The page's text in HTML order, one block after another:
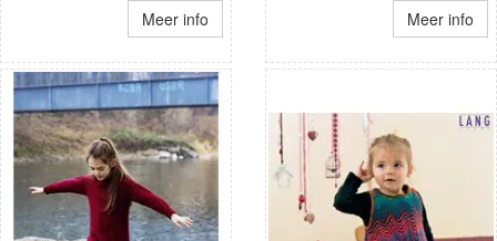
Meer info Meer info